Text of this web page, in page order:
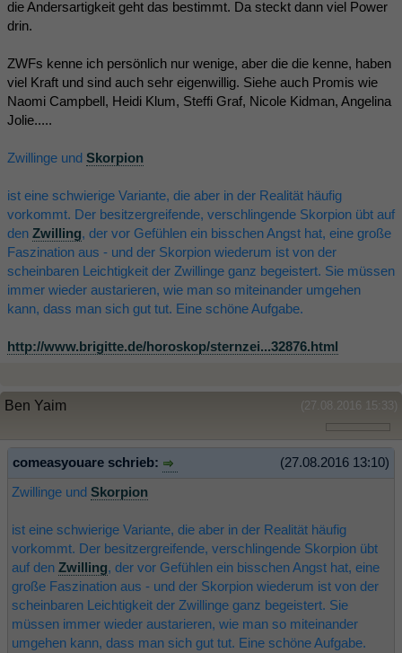
die Andersartigkeit geht das bestimmt. Da steckt dann viel Power
drin.
ZWFs kenne ich persönlich nur wenige, aber die die kenne, haben
viel Kraft und sind auch sehr eigenwillig. Siehe auch Promis wie
Naomi Campbell, Heidi Klum, Steffi Graf, Nicole Kidman, Angelina
Jolie.....
Zwillinge und Skorpion
ist eine schwierige Variante, die aber in der Realität häufig
vorkommt. Der besitzergreifende, verschlingende Skorpion übt auf
den Zwilling, der vor Gefühlen ein bisschen Angst hat, eine große
Faszination aus - und der Skorpion wiederum ist von der
scheinbaren Leichtigkeit der Zwillinge ganz begeistert. Sie müssen
immer wieder austarieren, wie man so miteinander umgehen
kann, dass man sich gut tut. Eine schöne Aufgabe.
http://www.brigitte.de/horoskop/sternzei...32876.html
(27.08.2016 15:33)
Ben Yaim
(27.08.2016 13:10)
comeasyouare schrieb:
Zwillinge und Skorpion
ist eine schwierige Variante, die aber in der Realität häufig
vorkommt. Der besitzergreifende, verschlingende Skorpion übt
auf den Zwilling, der vor Gefühlen ein bisschen Angst hat, eine
große Faszination aus - und der Skorpion wiederum ist von der
scheinbaren Leichtigkeit der Zwillinge ganz begeistert. Sie
müssen immer wieder austarieren, wie man so miteinander
umgehen kann, dass man sich gut tut. Eine schöne Aufgabe.